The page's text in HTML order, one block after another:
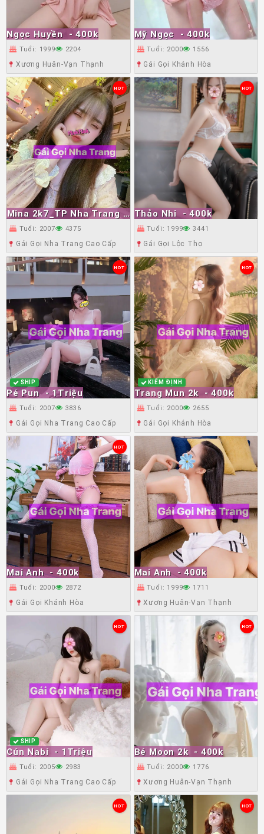
Ngọc Huyền - 400k
Tuổi: 1999 2204
Xương Huân-Vạn Thạnh
Mỹ Ngọc - 400k
Tuổi: 2000 1556
Gái Gọi Khánh Hòa
Mina 2k7_TP Nha Trang -
1Triệu
HOT
Tuổi: 2007 4375
Gái Gọi Nha Trang Cao Cấp
Thảo Nhi - 400k
HOT
Tuổi: 1999 3441
Gái Gọi Lộc Thọ
Pé Pun - 1Triệu
HOT
SHIP
Tuổi: 2007 3836
Gái Gọi Nha Trang Cao Cấp
Trang Mun 2k - 400k
HOT
KIỂM ĐỊNH
Tuổi: 2000 2655
Gái Gọi Khánh Hòa
Mai Anh - 400k
HOT
Tuổi: 2000 2872
Gái Gọi Khánh Hòa
Mai Anh - 400k
Tuổi: 1999 1711
Xương Huân-Vạn Thạnh
Cún Nabi - 1Triệu
HOT
SHIP
Tuổi: 2005 2983
Gái Gọi Nha Trang Cao Cấp
Bé Moon 2k - 400k
HOT
Tuổi: 2000 1776
Xương Huân-Vạn Thạnh
HOT HOT